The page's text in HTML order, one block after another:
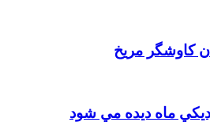
مريخ
ماه ديده مي شود